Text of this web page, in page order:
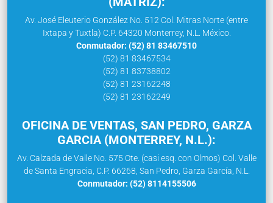
Av. José Eleuterio González No. 512 Col. Mitras Norte (entre
Ixtapa y Tuxtla) C.P. 64320 Monterrey, N.L. México.
Conmutador: (52) 81 83467510
(52) 81 83467534
(52) 81 83738802
(52) 81 23162248
(52) 81 23162249
OFICINA DE VENTAS, SAN PEDRO, GARZA
GARCIA (MONTERREY, N.L.):
Av. Calzada de Valle No. 575 Ote. (casi esq. con Olmos) Col. Valle
de Santa Engracia, C.P. 66268, San Pedro, Garza García, N.L.
Conmutador: (52) 8114155506